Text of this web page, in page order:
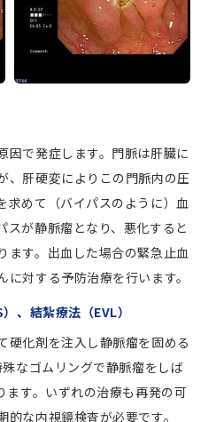
因で発症します。門脈は肝臓に
、肝硬変によりこの門脈内の圧
求めて（バイパスのように）血
スが静脈瘤となり、悪化すると
ます。出血した場合の緊急止血
対する予防治療を行います。
、結紮療法（EVL）
硬化剤を注入し静脈瘤を固める
なゴムリングで静脈瘤をしば
ます。いずれの治療も再発の可
な内視鏡検査が必要です。